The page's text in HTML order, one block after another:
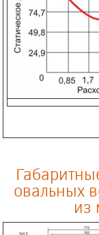
овальных
из